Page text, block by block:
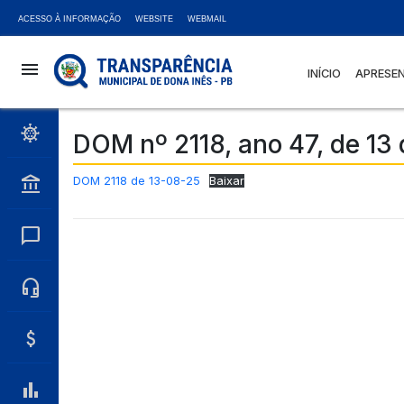
ACESSO À INFORMAÇÃO WEBSITE WEBMAIL
menu INÍCIO
coronavirus
account_balance
chat_bubble
headset_mic
attach_money
bar_chart
DOM nº 2118, ano 47, de
DOM 2118 de 13-08-25 Baixar